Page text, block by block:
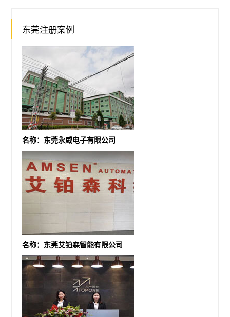
东莞注册案例
名称：东莞永威电子有限公司
名称：东莞艾铂森智能有限公司